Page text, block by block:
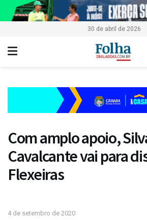
30 de abril de 2026
Com amplo apoio,
Cavalcante vai para
Flexeiras
4 de setembro de 2020